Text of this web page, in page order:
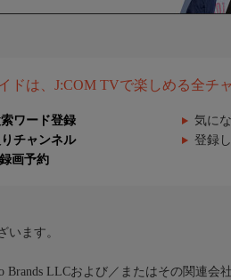
ドは、J:COM TVで楽しめる全チ
ワード登録 気に
チャンネル 登録
画予約
います。
LLCおよび／またはその関連会